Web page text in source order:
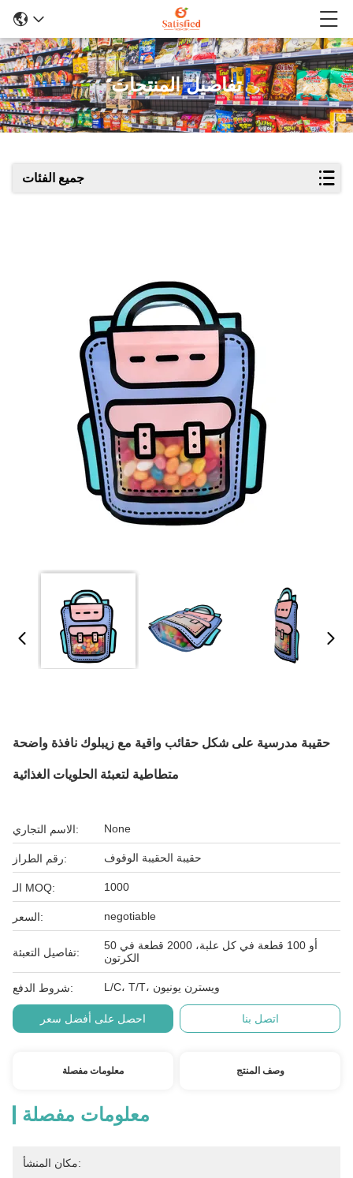
تفاصيل المنتجات
جميع الفئات
حقيبة مدرسية على شكل حقائب واقية مع زيبلوك نافذة واضحة
متطاطية لتعبئة الحلويات الغذائية
الاسم التجاري: None
رقم الطراز: حقيبة الحقيبة الوقوف
الـ MOQ: 1000
السعر: negotiable
تفاصيل التعبئة:
50 أو 100 قطعة في كل علبة، 2000 قطعة في
الكرتون
شروط الدفع: L/C، T/T، ويسترن يونيون
احصل على أفضل سعر اتصل بنا
معلومات مفصلة وصف المنتج
معلومات مفصلة
مكان المنشأ: